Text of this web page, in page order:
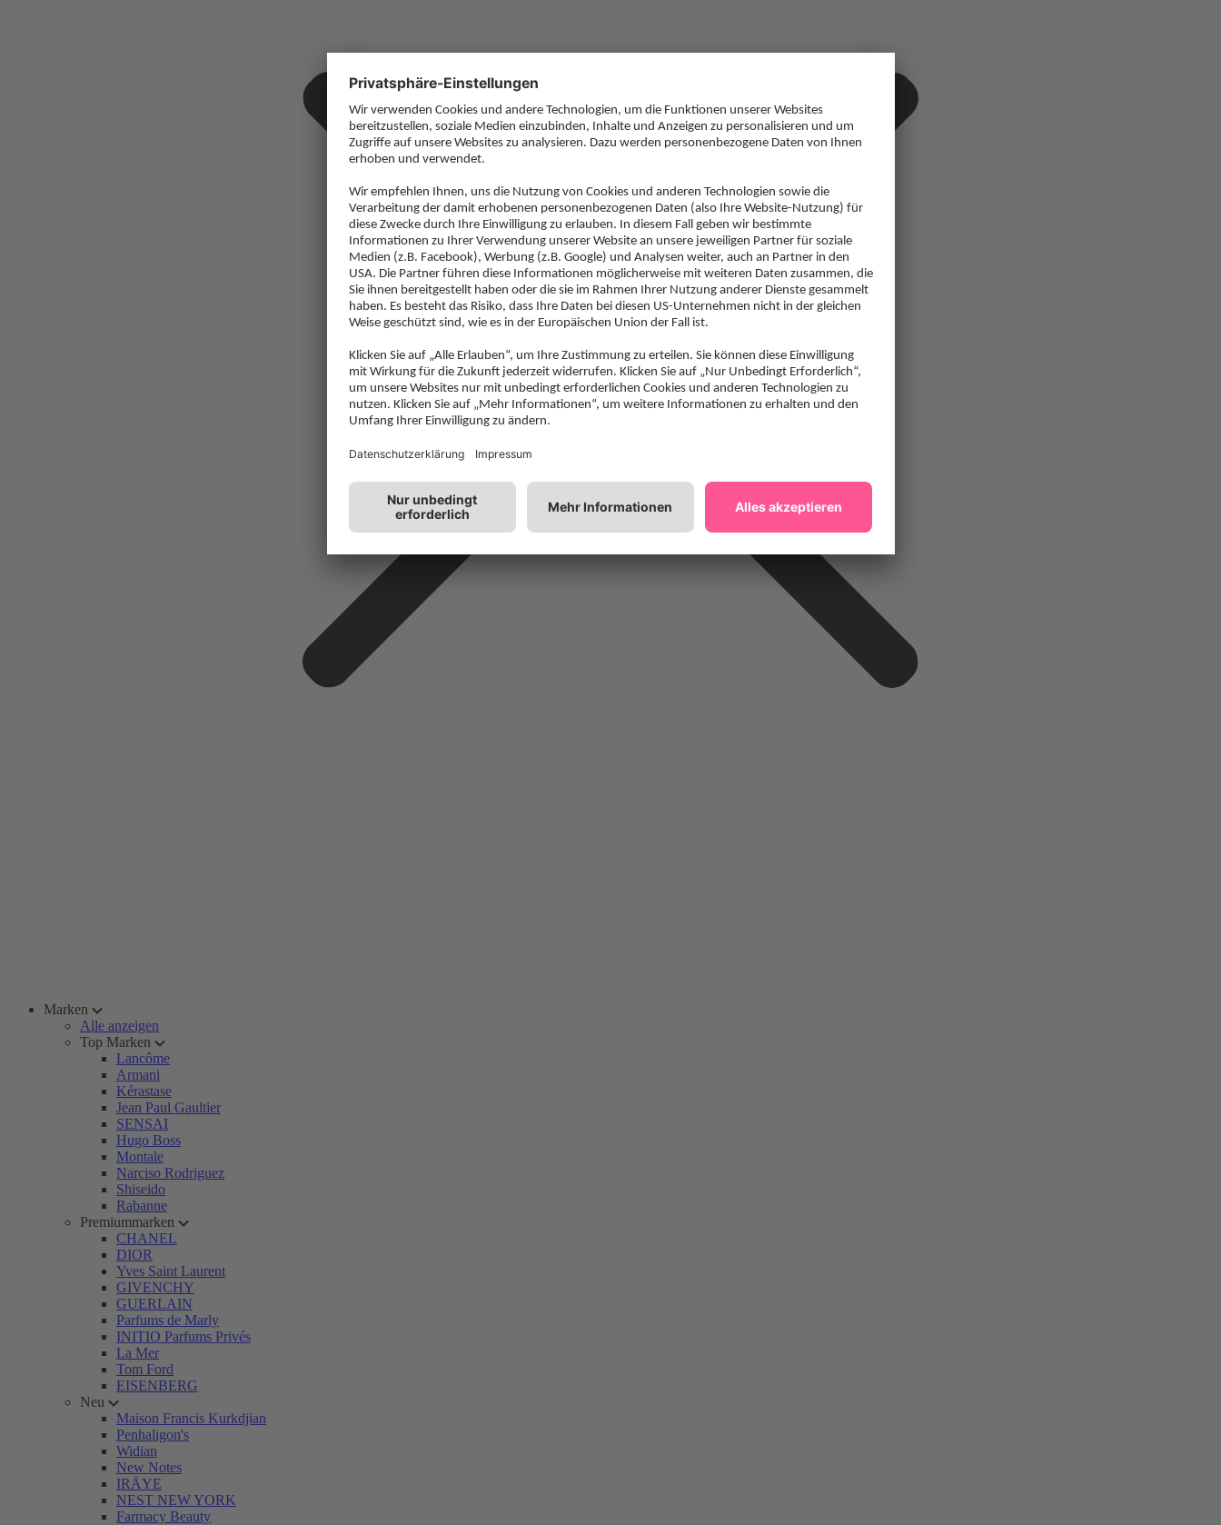
Marken
Alle anzeigen
Top Marken
Lancôme
Armani
Kérastase
Jean Paul Gaultier
SENSAI
Hugo Boss
Montale
Narciso Rodriguez
Shiseido
Rabanne
Premiummarken
CHANEL
DIOR
Yves Saint Laurent
GIVENCHY
GUERLAIN
Parfums de Marly
INITIO Parfums Privés
La Mer
Tom Ford
EISENBERG
Neu
Maison Francis Kurkdjian
Penhaligon's
Widian
New Notes
IRÄYE
NEST NEW YORK
Farmacy Beauty